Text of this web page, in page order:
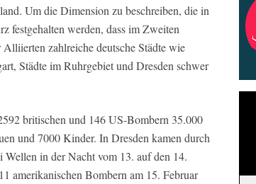
Um die Dimension zu beschreiben, die in
festgehalten werden, dass im Zweiten
zahlreiche deutsche Städte wie
Städte im Ruhrgebiet und Dresden schwer
britischen und 146 US-Bombern 35.000
und 7000 Kinder. In Dresden kamen durch
in der Nacht vom 13. auf den 14.
amerikanischen Bombern am 15. Februar